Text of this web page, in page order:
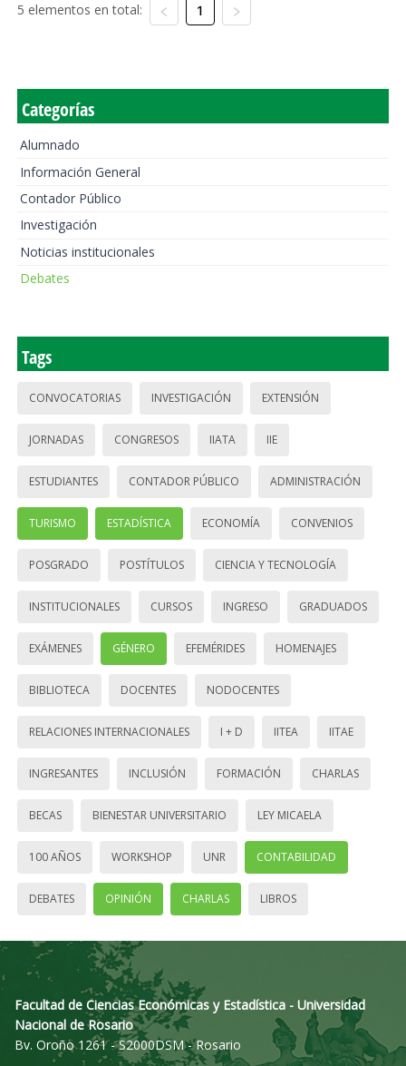
5 elementos en total: 1
Categorías
Alumnado
Información General
Contador Público
Investigación
Noticias institucionales
Debates
Tags
CONVOCATORIAS INVESTIGACIÓN EXTENSIÓN
JORNADAS CONGRESOS IIATA IIE
ESTUDIANTES CONTADOR PÚBLICO ADMINISTRACIÓN
TURISMO ESTADÍSTICA ECONOMÍA CONVENIOS
POSGRADO POSTÍTULOS CIENCIA Y TECNOLOGÍA
INSTITUCIONALES CURSOS INGRESO GRADUADOS
EXÁMENES GÉNERO EFEMÉRIDES HOMENAJES
BIBLIOTECA DOCENTES NODOCENTES
RELACIONES INTERNACIONALES I + D IITEA IITAE
INGRESANTES INCLUSIÓN FORMACIÓN CHARLAS
BECAS BIENESTAR UNIVERSITARIO LEY MICAELA
100 AÑOS WORKSHOP UNR CONTABILIDAD
DEBATES OPINIÓN CHARLAS LIBROS
Facultad de Ciencias Económicas y Estadística - Universidad
Nacional de Rosario
Bv. Oroño 1261 - S2000DSM - Rosario